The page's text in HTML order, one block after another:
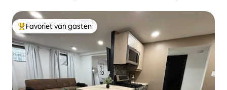
Topfavoriet van gasten
Favoriet van gasten